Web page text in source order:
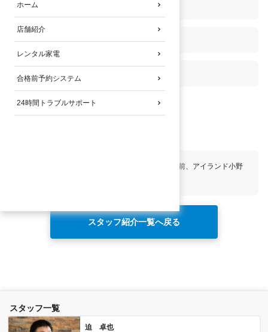
ホーム
店舗紹介
レンタル家電
合格前予約システム
24時間トラブルサポート
学生向け賃貸の提案
物件のご案内
農業
保有資格
太陽プラザ南草津駅前、エンゼルプラザ南草津駅前、アイランド小野
スタッフ紹介一覧へ戻る
スタッフ一覧
迫 卓也